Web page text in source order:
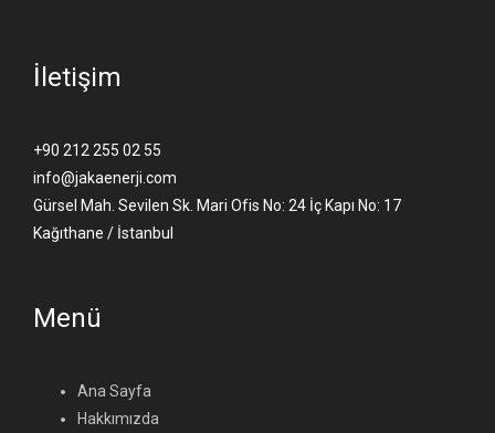
İletişim
+90 212 255 02 55
info@jakaenerji.com
Gürsel Mah. Sevilen Sk. Mari Ofis No: 24 İç Kapı No: 17
Kağıthane / İstanbul
Menü
Ana Sayfa
Hakkımızda